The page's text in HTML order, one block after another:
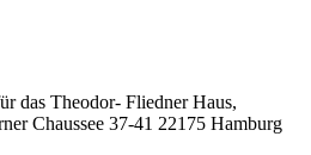
das Theodor- Fliedner Haus,
Chaussee 37-41 22175 Hamburg